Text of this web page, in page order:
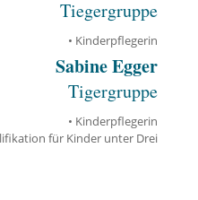
Tiegergruppe
• Kinderpflegerin
Sabine Egger
Tigergruppe
• Kinderpflegerin
für Kinder unter Drei